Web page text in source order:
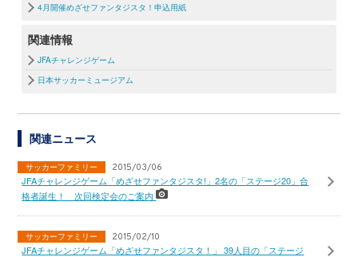
4月開催めざせファンタジスタ！申込用紙
関連情報
JFAチャレンジゲーム
日本サッカーミュージアム
関連ニュース
サッカーファミリー 2015/03/06
JFAチャレンジゲーム「めざせファンタジスタ!」2名の「ステージ20」合
格者誕生！ 次回検定会のご案内
サッカーファミリー 2015/02/10
JFAチャレンジゲーム「めざせファンタジスタ！」 39人目の「ステージ